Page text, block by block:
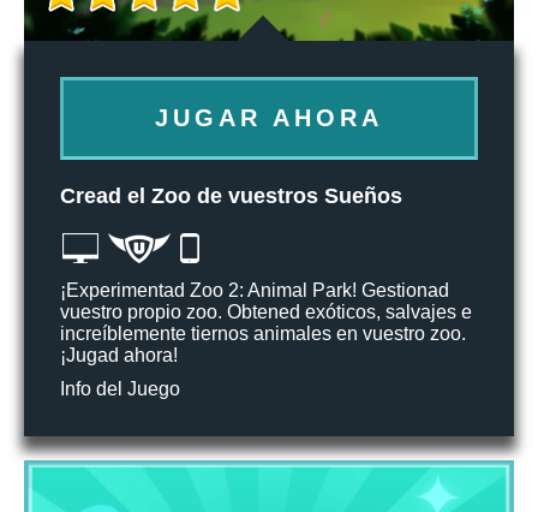
JUGAR AHORA
Cread el Zoo de vuestros Sueños
¡Experimentad Zoo 2: Animal Park! Gestionad
vuestro propio zoo. Obtened exóticos, salvajes e
increíblemente tiernos animales en vuestro zoo.
¡Jugad ahora!
Info del Juego